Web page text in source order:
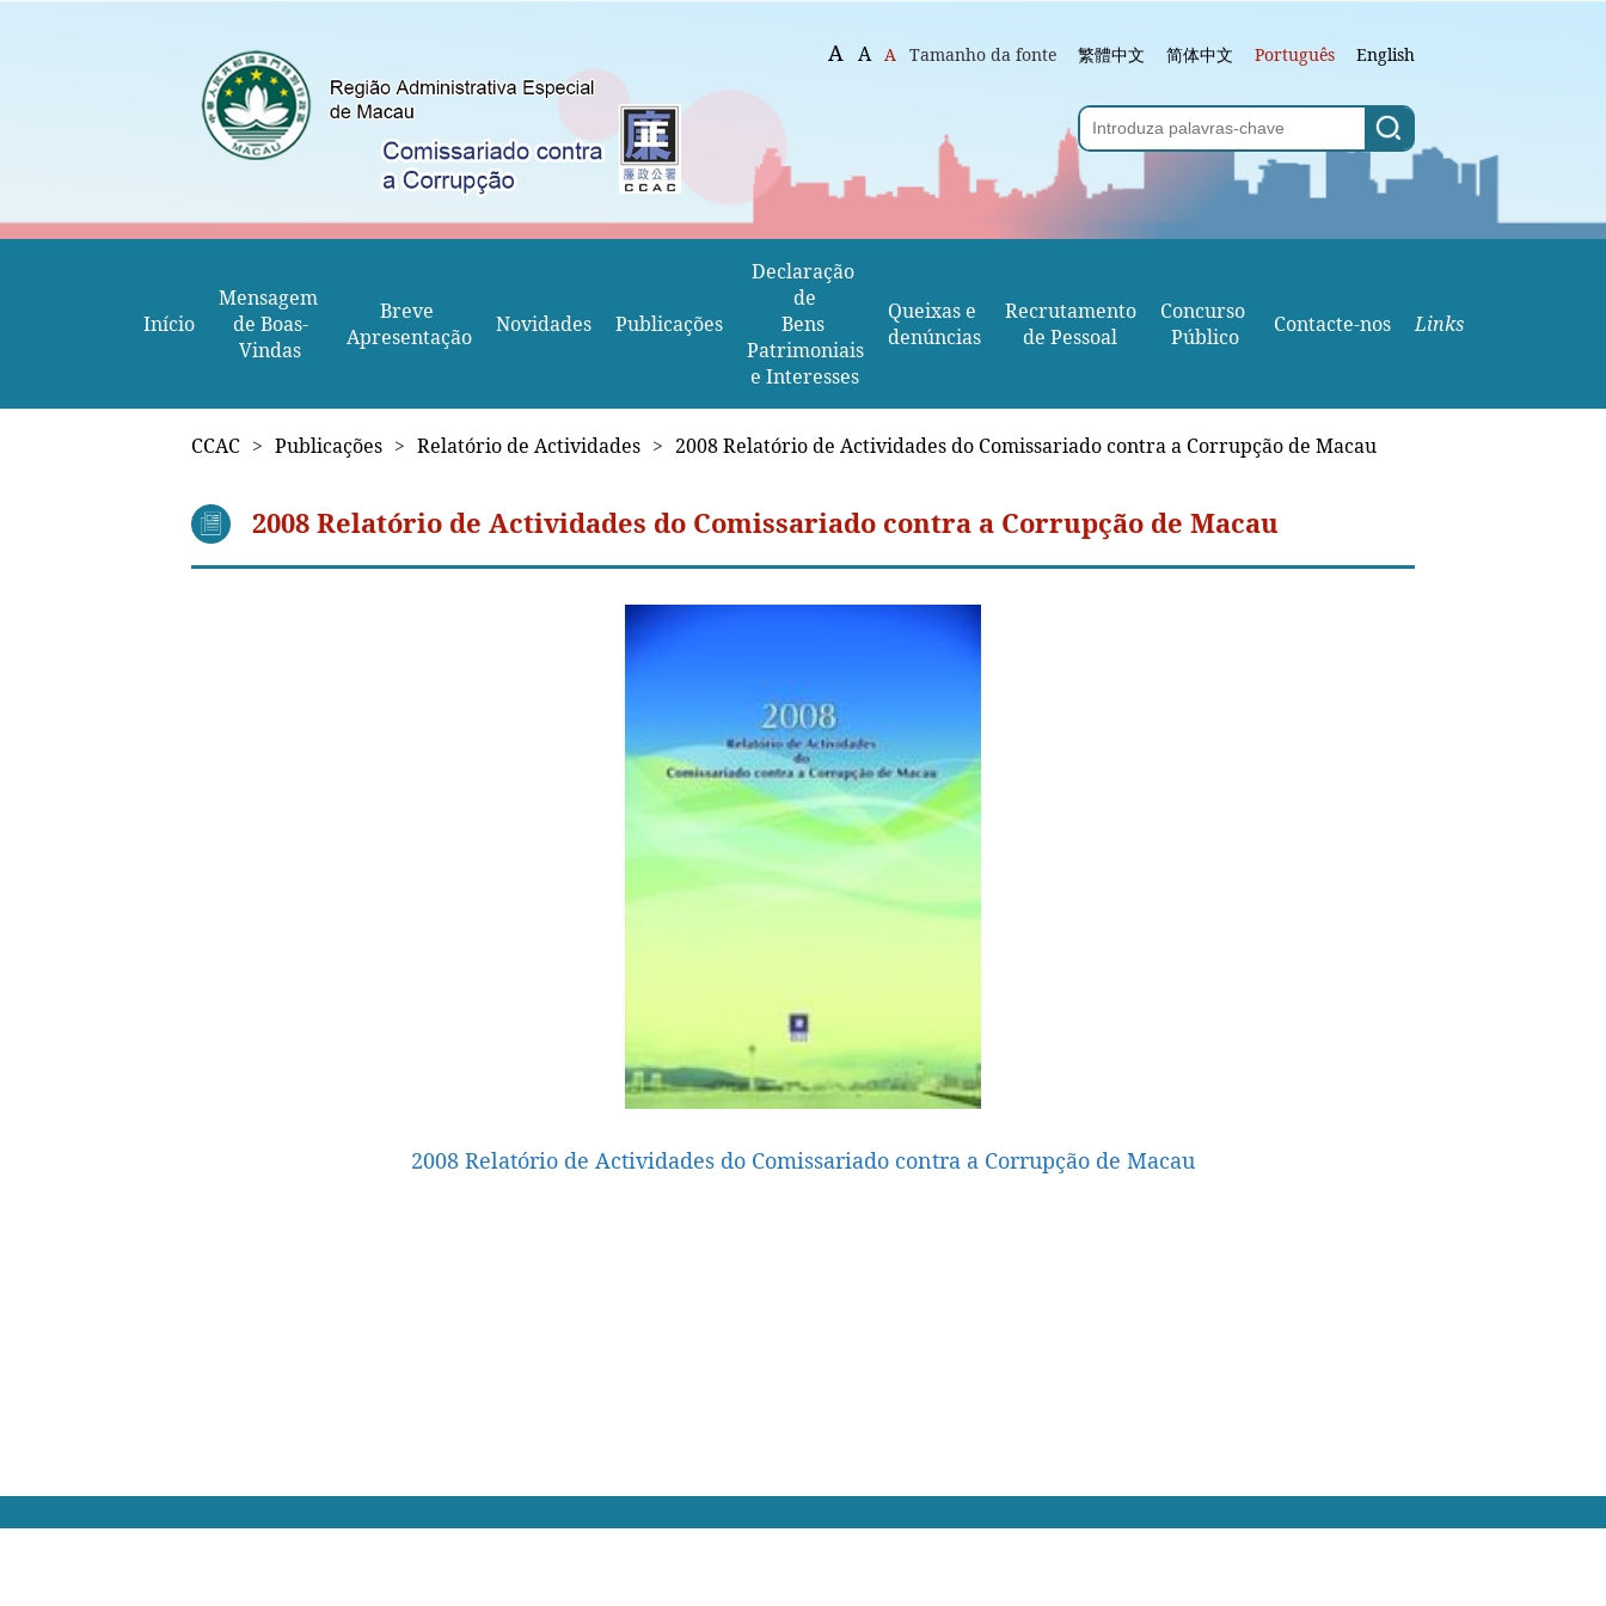
A A A Tamanho da fonte 繁體中文 简体中文 Português English
Início
Mensagem
de Boas-
Vindas
Breve
Apresentação
Novidades Publicações
Declaração
de
Bens
Patrimoniais
e Interesses
Queixas e
denúncias
Recrutamento
de Pessoal
Concurso
Público
Contacte-nos Links
CCAC > Publicações > Relatório de Actividades > 2008 Relatório de Actividades do Comissariado contra a Corrupção de Macau
2008 Relatório de Actividades do Comissariado contra a Corrupção de Macau
2008 Relatório de Actividades do Comissariado contra a Corrupção de Macau